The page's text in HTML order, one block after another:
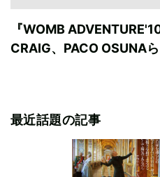
『WOMB
CRAIG、PACO OSUNAら
最近話題の記事